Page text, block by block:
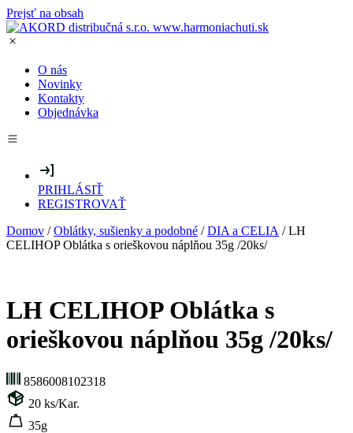
Prejsť na obsah
O nás
Novinky
Kontakty
Objednávka
PRIHLÁSIŤ
REGISTROVAŤ
Domov /Oblátky, sušienky a podobné /DIA a CELIA / LH
CELIHOP Oblátka s orieškovou náplňou 35g /20ks/
LH CELIHOP Oblátka s
orieškovou náplňou 35g /20ks/
8586008102318
20 ks/Kar.
35g